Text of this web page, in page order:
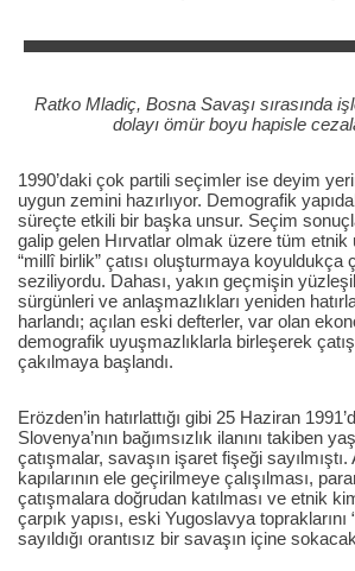
Ratko Mladiç, Bosna Savaşı sırasında
dolayı ömür boyu hapisle
1990’daki çok partili seçimler ise deyim
uygun zemini hazırlıyor. Demografik
süreçte etkili bir başka unsur. Seçim
galip gelen Hırvatlar olmak üzere tüm
“millî birlik” çatısı oluşturmaya koyuldukça
seziliyordu. Dahası, yakın geçmişin
sürgünleri ve anlaşmazlıkları yeniden
harlandı; açılan eski defterler, var olan
demografik uyuşmazlıklarla birleşerek
çakılmaya başlandı.
Erözden’in hatırlattığı gibi 25 Haziran
Slovenya’nın bağımsızlık ilanını takiben
çatışmalar, savaşın işaret fişeği sayılmıştı.
kapılarının ele geçirilmeye çalışılması,
çatışmalara doğrudan katılması ve etnik
çarpık yapısı, eski Yugoslavya
sayıldığı orantısız bir savaşın içine